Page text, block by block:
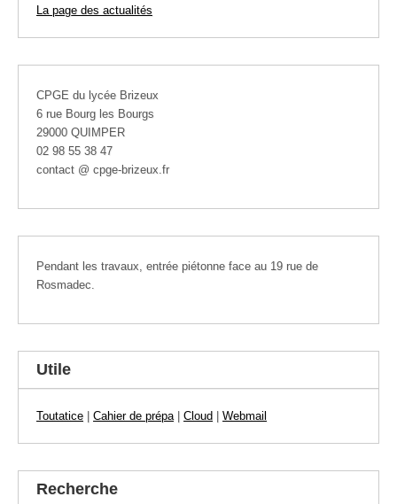
La page des actualités
CPGE du lycée Brizeux
6 rue Bourg les Bourgs
29000 QUIMPER
02 98 55 38 47
contact @ cpge-brizeux.fr
Pendant les travaux, entrée piétonne face au 19 rue de
Rosmadec.
Utile
Toutatice Cahier de prépa| Cloud Webmail
Recherche